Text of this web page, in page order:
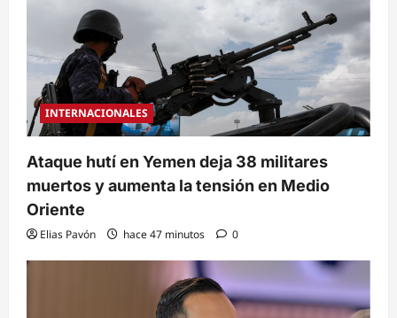
INTERNACIONALES
Ataque hutí en Yemen deja 38 militares
muertos y aumenta la tensión en Medio
Oriente
Elias Pavón hace 47 minutos 0